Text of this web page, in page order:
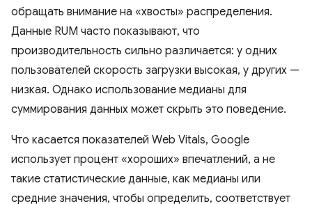
обращать внимание на «хвосты» распределения.
Данные RUM часто показывают, что
производительность сильно различается: у одних
пользователей скорость загрузки высокая, у других —
низкая. Однако использование медианы для
суммирования данных может скрыть это поведение.
Что касается показателей Web Vitals, Google
использует процент «хороших» впечатлений, а не
такие статистические данные, как медианы или
средние значения, чтобы определить, соответствует